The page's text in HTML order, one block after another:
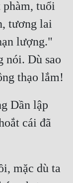
phàm, tuổi
tương lai
lượng."
nói. Dù sao
Dần lập
cái đã
mặc dù ta